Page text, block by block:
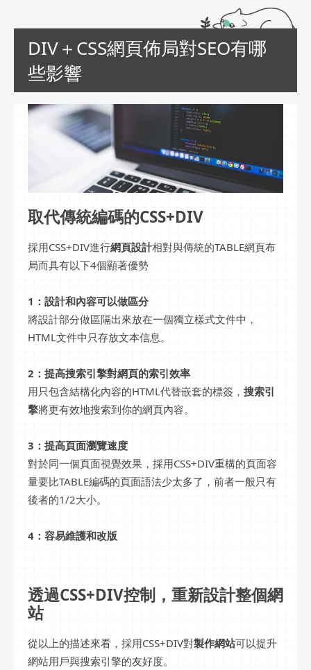
DIV＋CSS網頁佈局對SEO有哪
些影響
取代傳統編碼的CSS+DIV
採用CSS+DIV進行網頁設計相對與傳統的TABLE網頁布
局而具有以下4個顯著優勢
1：設計和內容可以做區分
將設計部分做區隔出來放在一個獨立樣式文件中，
HTML文件中只存放文本信息。
2：提高搜索引擎對網頁的索引效率
用只包含結構化內容的HTML代替嵌套的標簽， 搜索引
擎將更有效地搜索到你的網頁內容。
3：提高頁面瀏覽速度
對於同一個頁面視覺效果，採用CSS+DIV重構的頁面容
量要比TABLE編碼的頁面語法少太多了，前者一般只有
後者的1/2大小。
4：容易維護和改版
透過CSS+DIV控制，重新設計整個網
站
從以上的描述來看，採用CSS+DIV對製作網站可以提升
網站用戶與搜索引擎的友好度。